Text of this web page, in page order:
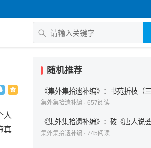
人
真
随机推荐
《集外集拾遗补编》：书苑折枝（三
集外集拾遗补编 · 657阅读
《集外集拾遗补编》：破《唐人说荟
集外集拾遗补编 · 745阅读